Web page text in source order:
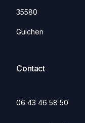
35580
Guichen
Contact
06 43 46 58 50